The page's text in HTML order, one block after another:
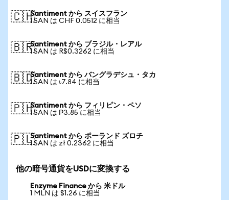
🇨🇭Santiment から スイスフラン
1 SAN は CHF 0.0512 に相当
🇧🇷Santiment から ブラジル・レアル
1 SAN は R$0.3262 に相当
🇧🇩Santiment から バングラデシュ・タカ
1 SAN は ৳7.84 に相当
🇵🇭Santiment から フィリピン・ペソ
1 SAN は ₱3.85 に相当
🇵🇱Santiment から ポーランド ズロチ
1 SAN は zł 0.2362 に相当
他の暗号通貨をUSDに変換する
Enzyme Finance から 米ドル
1 MLN は $1.26 に相当